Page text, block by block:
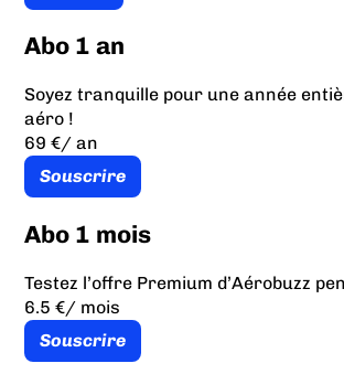
Abo 1 an
Soyez tranquille pour une année
aéro !
69 €/ an
Souscrire
Abo 1 mois
Testez l’offre Premium d’Aérobuzz
6.5 €/ mois
Souscrire